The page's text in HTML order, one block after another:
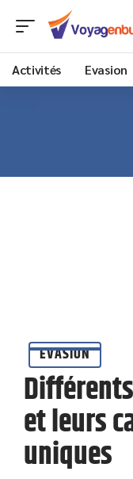
Activités Evasion
EVASION
et leurs
uniques